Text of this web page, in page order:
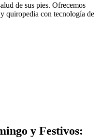
de sus pies. Ofrecemos
quiropedia con tecnología de
y Festivos: